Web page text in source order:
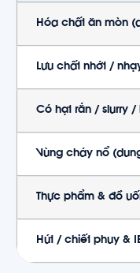
Hóa chất ăn mòn
Lưu chất nhớt /
Có hạt rắn / slurry /
Vùng cháy nổ
Thực phẩm & đồ
Hút / chiết phuy &